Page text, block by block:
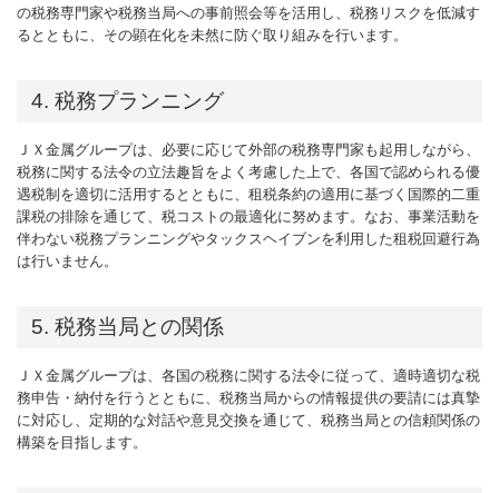
の税務専門家や税務当局への事前照会等を活用し、税務リスクを低減す
るとともに、その顕在化を未然に防ぐ取り組みを行います。
4. 税務プランニング
ＪＸ金属グループは、必要に応じて外部の税務専門家も起用しながら、
税務に関する法令の立法趣旨をよく考慮した上で、各国で認められる優
遇税制を適切に活用するとともに、租税条約の適用に基づく国際的二重
課税の排除を通じて、税コストの最適化に努めます。なお、事業活動を
伴わない税務プランニングやタックスヘイブンを利用した租税回避行為
は行いません。
5. 税務当局との関係
ＪＸ金属グループは、各国の税務に関する法令に従って、適時適切な税
務申告・納付を行うとともに、税務当局からの情報提供の要請には真摯
に対応し、定期的な対話や意見交換を通じて、税務当局との信頼関係の
構築を目指します。